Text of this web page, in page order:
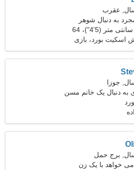
به دنبال شوهر
162 سانتی متر (5'4")، 64
پوند)
اسکیت بورد، بازی
به دنبال یک خانم مسن
خواهد با یک زن